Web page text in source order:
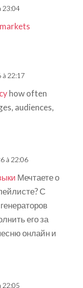
23:04
22:17
how often
audiences,
à 22:06
Мечтаете о
С
его за
онлайн и
22:05